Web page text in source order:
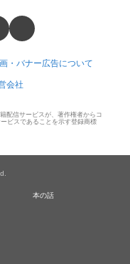
・バナー広告について
会社
配信サービスが、著作権者からコ
ビスであることを示す登録商標
本の話